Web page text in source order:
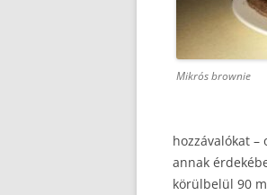
Mikrós brownie
hozzávalókat
annak
körülbelül 90